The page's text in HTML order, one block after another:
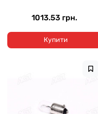
1013.53 грн.
Купити